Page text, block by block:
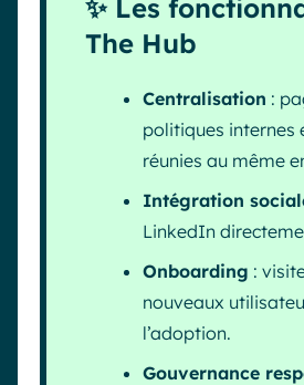
✨ Les
The Hub
Centralisation :
politiques internes
réunies au même
Intégration
LinkedIn
Onboarding :
nouveaux
l’adoption.
Gouvernance